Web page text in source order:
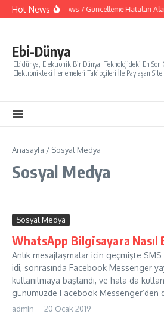
İçeriğe atla
Hot NewsWindows 7 Güncelleme Hataları
Ebi-Dünya
Ebidünya, Elektronik Bir Dünya, Teknolojideki En Son
Elektronikteki İlerlemeleri Takipçileri İle Paylaşan Site
Anasayfa / Sosyal Medya
Sosyal Medya
Sosyal Medya
WhatsApp Bilgisayara Nasıl
Anlık mesajlaşmalar için geçmişte SMS
idi, sonrasında Facebook Messenger
kullanılmaya başlandı, ve hala da
günümüzde Facebook Messenger’den
admin 20 Ocak 2019